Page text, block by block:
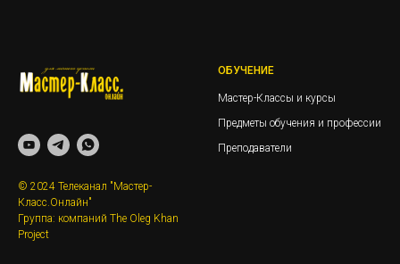
© 2024 Телеканал "Мастер-
Класс.Онлайн"
Группа: компаний The Oleg Khan
Project
ОБУЧЕНИЕ
Мастер-Классы и курсы
Предметы обучения и профессии
Преподаватели